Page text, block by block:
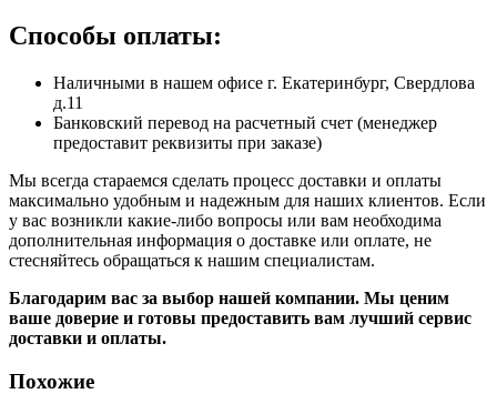
Способы оплаты:
Наличными в нашем офисе г. Екатеринбург, Свердлова
д.11
Банковский перевод на расчетный счет (менеджер
предоставит реквизиты при заказе)
Мы всегда стараемся сделать процесс доставки и оплаты
максимально удобным и надежным для наших клиентов. Если
у вас возникли какие-либо вопросы или вам необходима
дополнительная информация о доставке или оплате, не
стесняйтесь обращаться к нашим специалистам.
Благодарим вас за выбор нашей компании. Мы ценим
ваше доверие и готовы предоставить вам лучший сервис
доставки и оплаты.
Похожие